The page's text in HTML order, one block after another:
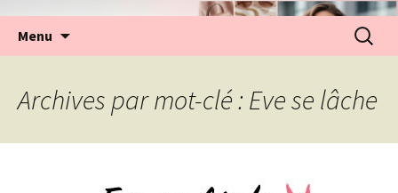
Menu
Archives par mot-clé : Eve se lâche